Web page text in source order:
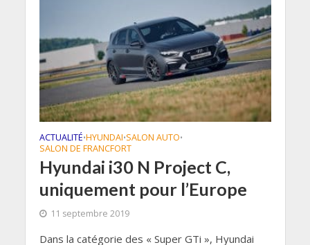
ACTUALITÉ•HYUNDAI•SALON AUTO•
SALON DE FRANCFORT
Hyundai i30 N Project C,
uniquement pour l’Europe
11 septembre 2019
Dans la catégorie des « Super GTi », Hyundai